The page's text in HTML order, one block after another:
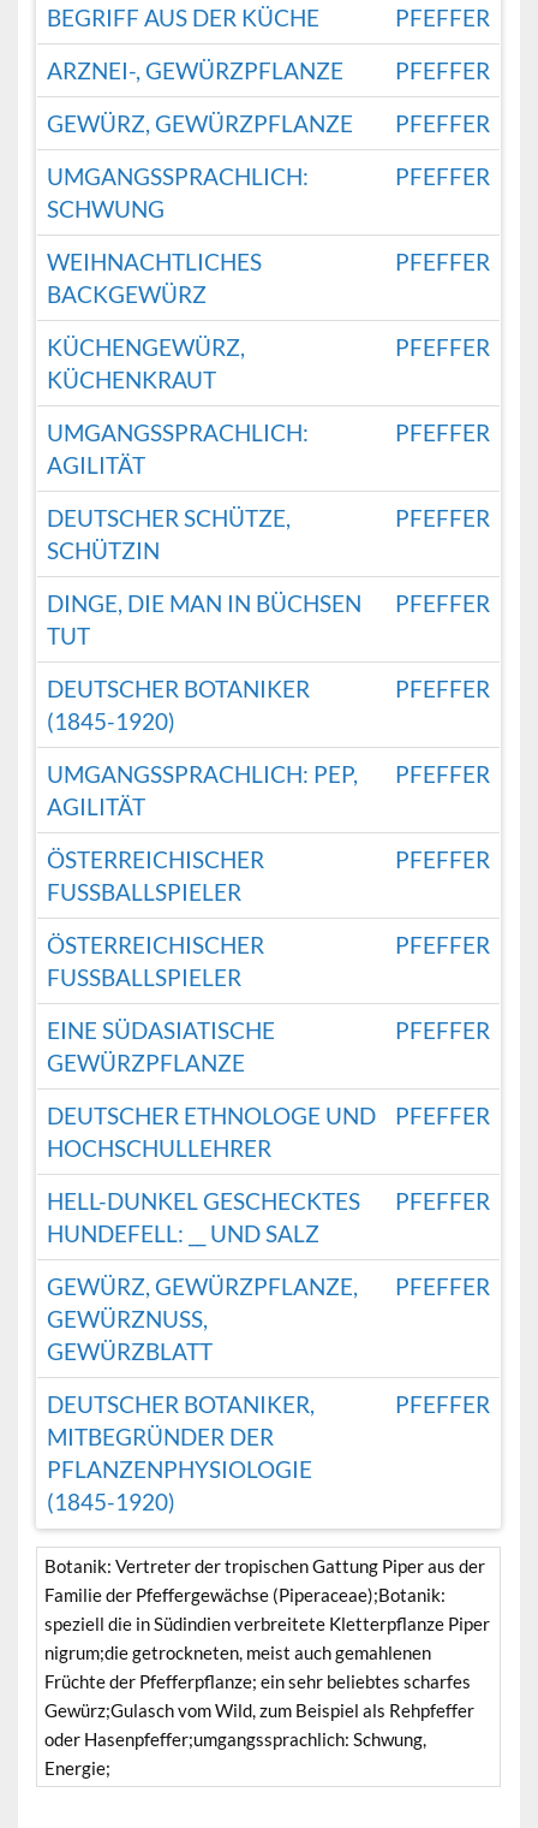
BEGRIFF AUS DER KÜCHE
PFEFFER
ARZNEI-, GEWÜRZPFLANZE
PFEFFER
GEWÜRZ, GEWÜRZPFLANZE
PFEFFER
UMGANGSSPRACHLICH:
SCHWUNG
PFEFFER
WEIHNACHTLICHES
BACKGEWÜRZ
PFEFFER
KÜCHENGEWÜRZ,
KÜCHENKRAUT
PFEFFER
UMGANGSSPRACHLICH:
AGILITÄT
PFEFFER
DEUTSCHER SCHÜTZE,
SCHÜTZIN
PFEFFER
DINGE, DIE MAN IN BÜCHSEN
TUT
PFEFFER
DEUTSCHER BOTANIKER
(1845-1920)
PFEFFER
UMGANGSSPRACHLICH: PEP,
AGILITÄT
PFEFFER
ÖSTERREICHISCHER
FUSSBALLSPIELER
PFEFFER
ÖSTERREICHISCHER
FUSSBALLSPIELER
PFEFFER
EINE SÜDASIATISCHE
GEWÜRZPFLANZE
PFEFFER
DEUTSCHER ETHNOLOGE UND
HOCHSCHULLEHRER
PFEFFER
HELL-DUNKEL GESCHECKTES
HUNDEFELL: __ UND SALZ
PFEFFER
GEWÜRZ, GEWÜRZPFLANZE,
GEWÜRZNUSS,
GEWÜRZBLATT
PFEFFER
DEUTSCHER BOTANIKER,
MITBEGRÜNDER DER
PFLANZENPHYSIOLOGIE
(1845-1920)
PFEFFER
Botanik: Vertreter der tropischen Gattung Piper aus der
Familie der Pfeffergewächse (Piperaceae);Botanik:
speziell die in Südindien verbreitete Kletterpflanze Piper
nigrum;die getrockneten, meist auch gemahlenen
Früchte der Pfefferpflanze; ein sehr beliebtes scharfes
Gewürz;Gulasch vom Wild, zum Beispiel als Rehpfeffer
oder Hasenpfeffer;umgangssprachlich: Schwung,
Energie;